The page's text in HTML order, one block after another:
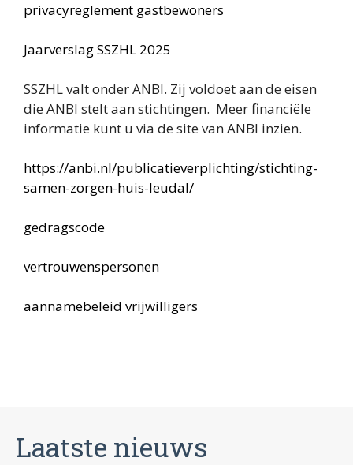
privacyreglement gastbewoners
Jaarverslag SSZHL 2025
SSZHL valt onder ANBI. Zij voldoet aan de eisen
die ANBI stelt aan stichtingen. Meer financiële
informatie kunt u via de site van ANBI inzien.
https://anbi.nl/publicatieverplichting/stichting-
samen-zorgen-huis-leudal/
gedragscode
vertrouwenspersonen
aannamebeleid vrijwilligers
Laatste nieuws